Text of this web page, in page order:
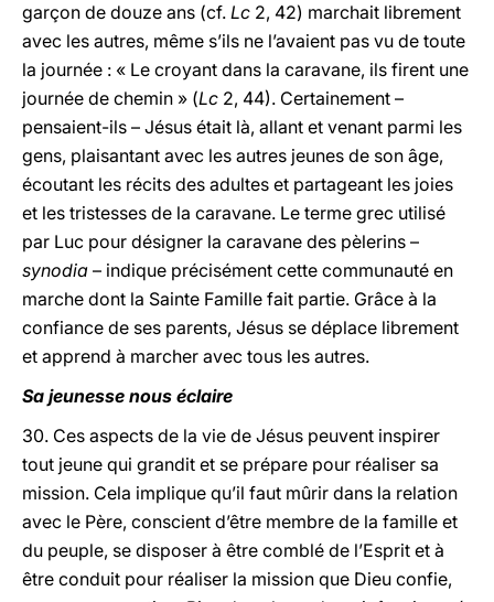
garçon de douze ans (cf. Lc 2, 42) marchait librement
avec les autres, même s’ils ne l’avaient pas vu de toute
la journée : « Le croyant dans la caravane, ils firent une
journée de chemin » (Lc 2, 44). Certainement –
pensaient-ils – Jésus était là, allant et venant parmi les
gens, plaisantant avec les autres jeunes de son âge,
écoutant les récits des adultes et partageant les joies
et les tristesses de la caravane. Le terme grec utilisé
par Luc pour désigner la caravane des pèlerins –
synodia – indique précisément cette communauté en
marche dont la Sainte Famille fait partie. Grâce à la
confiance de ses parents, Jésus se déplace librement
et apprend à marcher avec tous les autres.
Sa jeunesse nous éclaire
30. Ces aspects de la vie de Jésus peuvent inspirer
tout jeune qui grandit et se prépare pour réaliser sa
mission. Cela implique qu’il faut mûrir dans la relation
avec le Père, conscient d’être membre de la famille et
du peuple, se disposer à être comblé de l’Esprit et à
être conduit pour réaliser la mission que Dieu confie,